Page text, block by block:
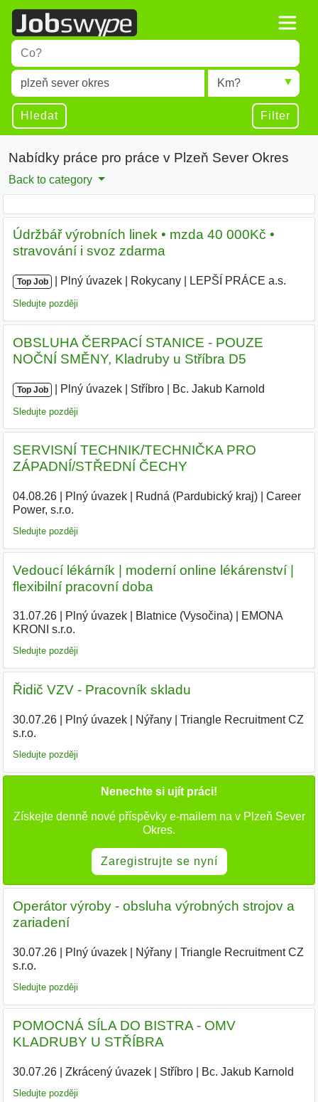
Title
Type 1 or more characters for results.
Místo
Type 1 or more characters for results.
Radius
Hledat Filter
Nabídky práce pro práce v Plzeň Sever Okres
Back to category
Údržbář výrobních linek • mzda 40 000Kč •
stravování i svoz zdarma
Top Job Plný úvazek Rokycany LEPŠÍ PRÁCE a.s.
Sledujte později
OBSLUHA ČERPACÍ STANICE - POUZE
NOČNÍ SMĚNY, Kladruby u Stříbra D5
Top Job Plný úvazek Stříbro Bc. Jakub Karnold
Sledujte později
SERVISNÍ TECHNIK/TECHNIČKA PRO
ZÁPADNÍ/STŘEDNÍ ČECHY
04.08.26| Plný úvazek| Rudná (Pardubický kraj)|
Career
Power, s.r.o.
Sledujte později
Vedoucí lékárník | moderní online lékárenství |
flexibilní pracovní doba
31.07.26| Plný úvazek| Blatnice (Vysočina)|
EMONA
KRONI s.r.o.
Sledujte později
Řidič VZV - Pracovník skladu
30.07.26| Plný úvazek| Nýřany|
Triangle Recruitment CZ
s.r.o.
Sledujte později
Nenechte si ujít práci!
Získejte denně nové příspěvky e-mailem na v Plzeň Sever
Okres.
Zaregistrujte se nyní
Operátor výroby - obsluha výrobných strojov a
zariadení
30.07.26| Plný úvazek| Nýřany|
Triangle Recruitment CZ
s.r.o.
Sledujte později
POMOCNÁ SÍLA DO BISTRA - OMV
KLADRUBY U STŘÍBRA
30.07.26| Zkrácený úvazek| Stříbro| Bc. Jakub Karnold
Sledujte později